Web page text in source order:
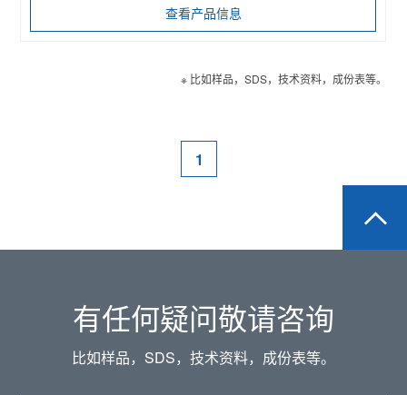
查看产品信息
※ 比如样品，SDS，技术资料，成份表等。
1
有任何疑问敬请咨询
比如样品，SDS，技术资料，成份表等。